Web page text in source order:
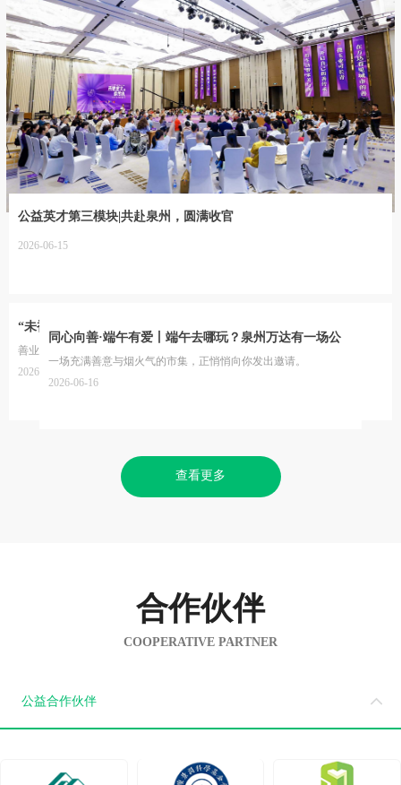
公益英才第三模块|共赴泉州，圆满收官
2026-06-15
“未被定义的善传承”——第四届善传承圆桌共创会在厦举行
善业长青 家可持续
2026-04-26
查看更多
同心向善·端午有爱丨端午去哪玩？泉州万达有一场公
益体验等你来
一场充满善意与烟火气的市集，正悄悄向你发出邀请。
2026-06-16
公益合作伙伴
合作伙伴
COOPERATIVE PARTNER